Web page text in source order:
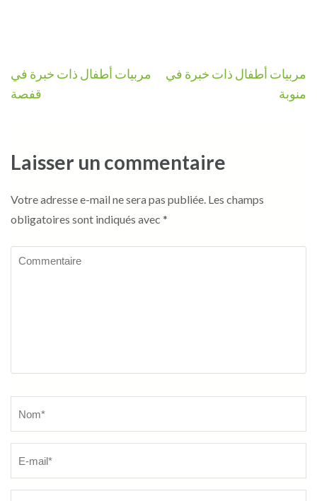
Navigation
de
مربيات أطفال ذات خبرة في
قفصة
مربيات أطفال ذات خبرة في
منوبة
Laisser un commentaire
Votre adresse e-mail ne sera pas publiée. Les champs
obligatoires sont indiqués avec *
Commentaire